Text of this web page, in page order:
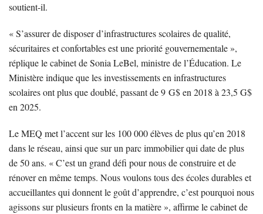
soutient-il.
« S’assurer de disposer d’infrastructures scolaires de qualité,
sécuritaires et confortables est une priorité gouvernementale »,
réplique le cabinet de Sonia LeBel, ministre de l’Éducation. Le
Ministère indique que les investissements en infrastructures
scolaires ont plus que doublé, passant de 9 G$ en 2018 à 23,5 G$
en 2025.
Le MEQ met l’accent sur les 100 000 élèves de plus qu’en 2018
dans le réseau, ainsi que sur un parc immobilier qui date de plus
de 50 ans. « C’est un grand défi pour nous de construire et de
rénover en même temps. Nous voulons tous des écoles durables et
accueillantes qui donnent le goût d’apprendre, c’est pourquoi nous
agissons sur plusieurs fronts en la matière », affirme le cabinet de